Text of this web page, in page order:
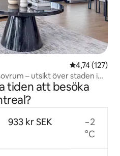
4,74 av 5 i
4,74 (127)
– utsikt över staden i
tiden att besöka
933 kr SEK
−2
°C